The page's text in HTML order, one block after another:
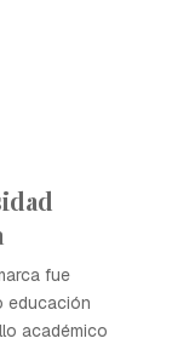
fue
educación
académico